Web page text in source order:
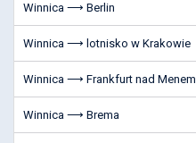
Winnica ⟶ Berlin
Winnica ⟶ lotnisko w Krakowie
Winnica ⟶ Frankfurt nad Menem
Winnica ⟶ Brema